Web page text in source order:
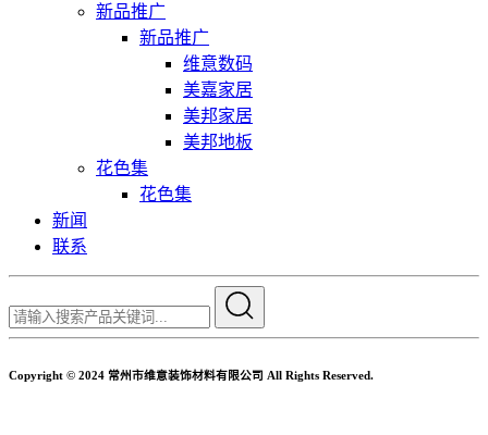
新品推广
新品推广
维意数码
美嘉家居
美邦家居
美邦地板
花色集
花色集
新闻
联系
Copyright © 2024 常州市维意装饰材料有限公司 All Rights Reserved.